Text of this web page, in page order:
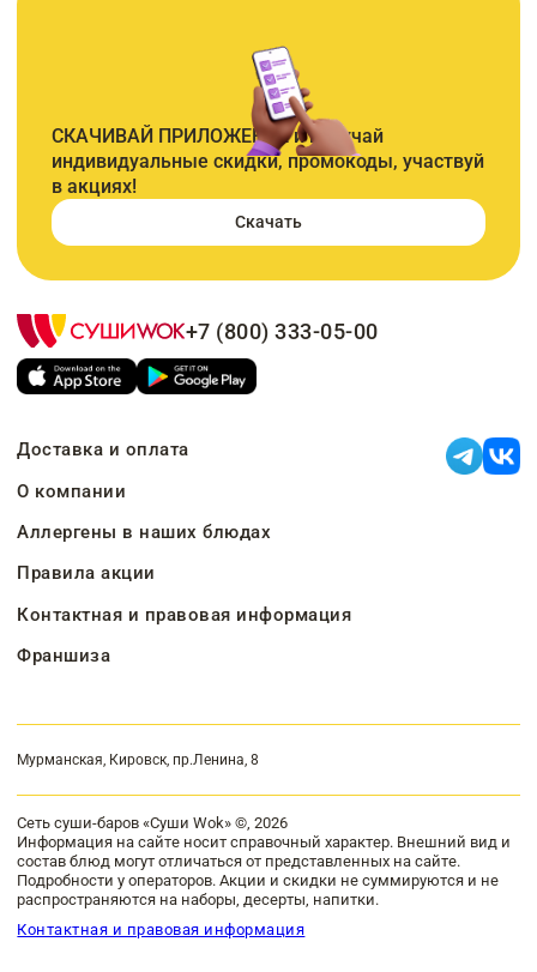
СКАЧИВАЙ ПРИЛОЖЕНИЕ и получай
индивидуальные скидки, промокоды, участвуй
в акциях!
Скачать
+7 (800) 333-05-00
Доставка и оплата
О компании
Аллергены в наших блюдах
Правила акции
Контактная и правовая информация
Франшиза
Мурманская, Кировск, пр.Ленина, 8
Сеть суши-баров «Суши Wok» ©, 2026
Информация на сайте носит справочный характер. Внешний вид и
состав блюд могут отличаться от представленных на сайте.
Подробности у операторов. Акции и скидки не суммируются и не
распространяются на наборы, десерты, напитки.
Контактная и правовая информация